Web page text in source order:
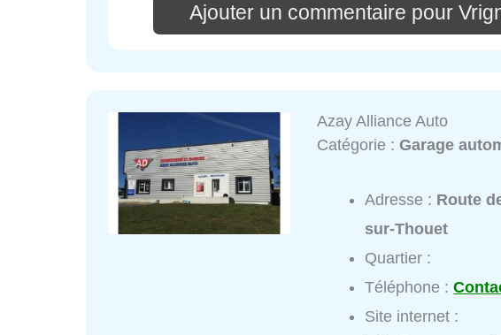
Ajouter un commentaire pour
Azay Alliance Auto
Catégorie :Garage
Adresse : Route
sur-Thouet
Quartier :
Téléphone :
Site internet :